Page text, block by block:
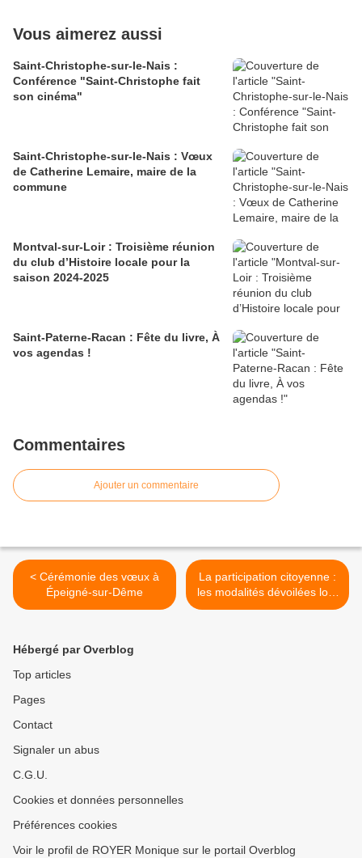
Vous aimerez aussi
Saint-Christophe-sur-le-Nais :
Conférence "Saint-Christophe fait
son cinéma"
Saint-Christophe-sur-le-Nais : Vœux
de Catherine Lemaire, maire de la
commune
Montval-sur-Loir : Troisième réunion
du club d’Histoire locale pour la
saison 2024-2025
Saint-Paterne-Racan : Fête du livre, À
vos agendas !
Commentaires
Ajouter un commentaire
< Cérémonie des vœux à
Épeigné-sur-Dême
La participation citoyenne :
les modalités dévoilées lors
d'une réunion publique à
Hébergé par Overblog
Top articles
Pages
Contact
Signaler un abus
C.G.U.
Cookies et données personnelles
Préférences cookies
Voir le profil de ROYER Monique sur le portail Overblog